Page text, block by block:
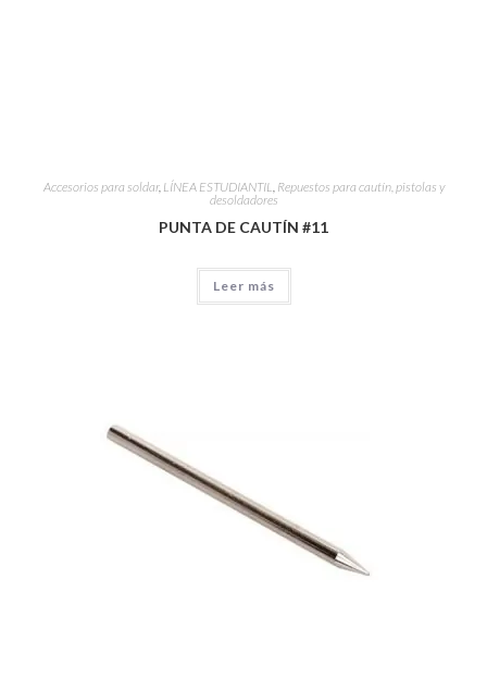
Accesorios para soldar, LÍNEA ESTUDIANTIL, Repuestos para cautín, pistolas y
desoldadores
PUNTA DE CAUTÍN #11
Leer más